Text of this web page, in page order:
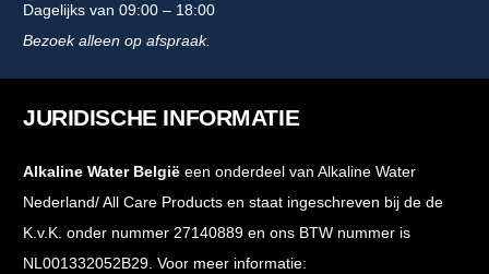
Dagelijks van 09:00 – 18:00
Bezoek alleen op afspraak.
JURIDISCHE INFORMATIE
Alkaline Water België een onderdeel van Alkaline Water
Nederland/ All Care Products en staat ingeschreven bij de de
K.v.K. onder nummer 27140889 en ons BTW nummer is
NL001332052B29. Voor meer informatie: